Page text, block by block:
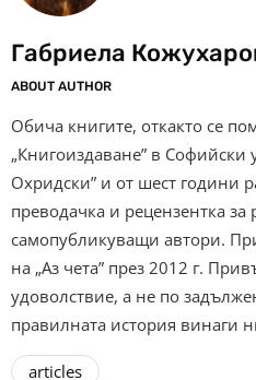
Габриела
ABOUT AUTHOR
Обича книгите, откакто се
„Книгоиздаване” в Софийски
Охридски” и от шест години
преводачка и рецензентка за
самопубликуващи автори.
на „Аз чета” през 2012 г.
удоволствие, а не по
правилната история винаги
articles